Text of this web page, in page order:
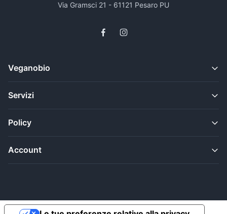
Via Gramsci 21 - 61121 Pesaro PU
Veganobio
Servizi
Policy
Account